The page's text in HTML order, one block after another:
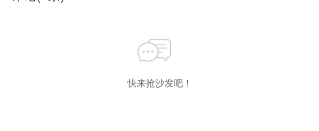
快来抢沙发吧！